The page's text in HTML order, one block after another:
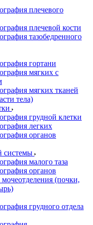
плечевого
плечевой кости
тазобедренного
гортани
мягких с
мягких тканей
тела)
грудной клетки
легких
органов
системы
малого таза
органов
(почки,
грудного отдела